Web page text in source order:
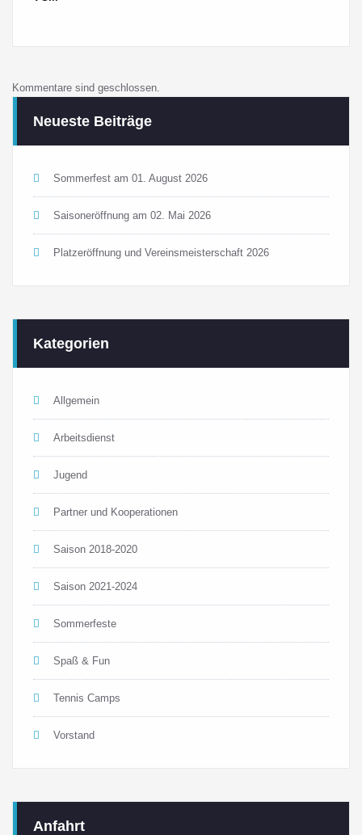
Kommentare sind geschlossen.
Neueste Beiträge
Sommerfest am 01. August 2026
Saisoneröffnung am 02. Mai 2026
Platzeröffnung und Vereinsmeisterschaft 2026
Kategorien
Allgemein
Arbeitsdienst
Jugend
Partner und Kooperationen
Saison 2018-2020
Saison 2021-2024
Sommerfeste
Spaß & Fun
Tennis Camps
Vorstand
Anfahrt